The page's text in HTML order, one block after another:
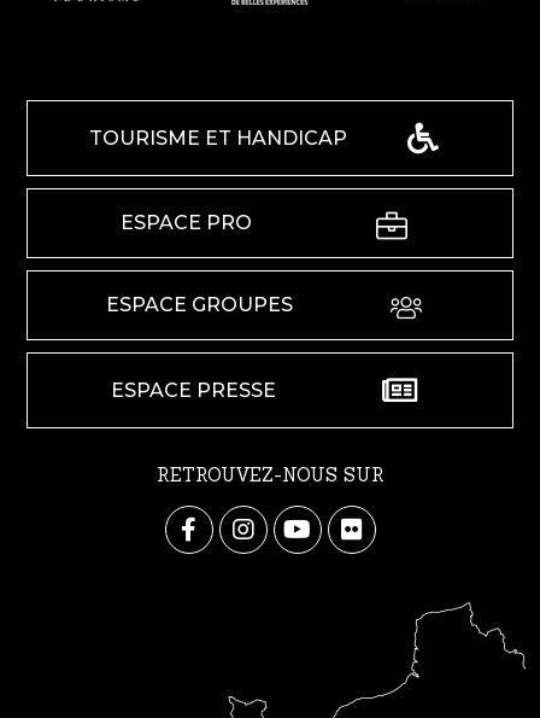
TOURISME ET HANDICAP
ESPACE PRO
ESPACE GROUPES
ESPACE PRESSE
RETROUVEZ-NOUS SUR